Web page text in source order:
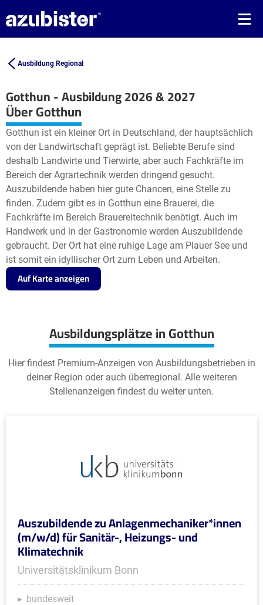
Ausbildung Regional
Gotthun - Ausbildung 2026 & 2027
+
−
Leaflet| ©OpenStreetMap2
Über Gotthun
Gotthun ist ein kleiner Ort in Deutschland, der hauptsächlich
von der Landwirtschaft geprägt ist. Beliebte Berufe sind
deshalb Landwirte und Tierwirte, aber auch Fachkräfte im
Bereich der Agrartechnik werden dringend gesucht.
Auszubildende haben hier gute Chancen, eine Stelle zu
finden. Zudem gibt es in Gotthun eine Brauerei, die
Fachkräfte im Bereich Brauereitechnik benötigt. Auch im
Handwerk und in der Gastronomie werden Auszubildende
gebraucht. Der Ort hat eine ruhige Lage am Plauer See und
ist somit ein idyllischer Ort zum Leben und Arbeiten.
Auf Karte anzeigen
Ausbildungsplätze in Gotthun
Hier findest Premium-Anzeigen von Ausbildungsbetrieben in
deiner Region oder auch überregional. Alle weiteren
Stellenanzeigen findest du weiter unten.
Auszubildende zu Anlagenmechaniker*innen
(m/w/d) für Sanitär-, Heizungs- und
Klimatechnik
Universitätsklinikum Bonn
bundesweit